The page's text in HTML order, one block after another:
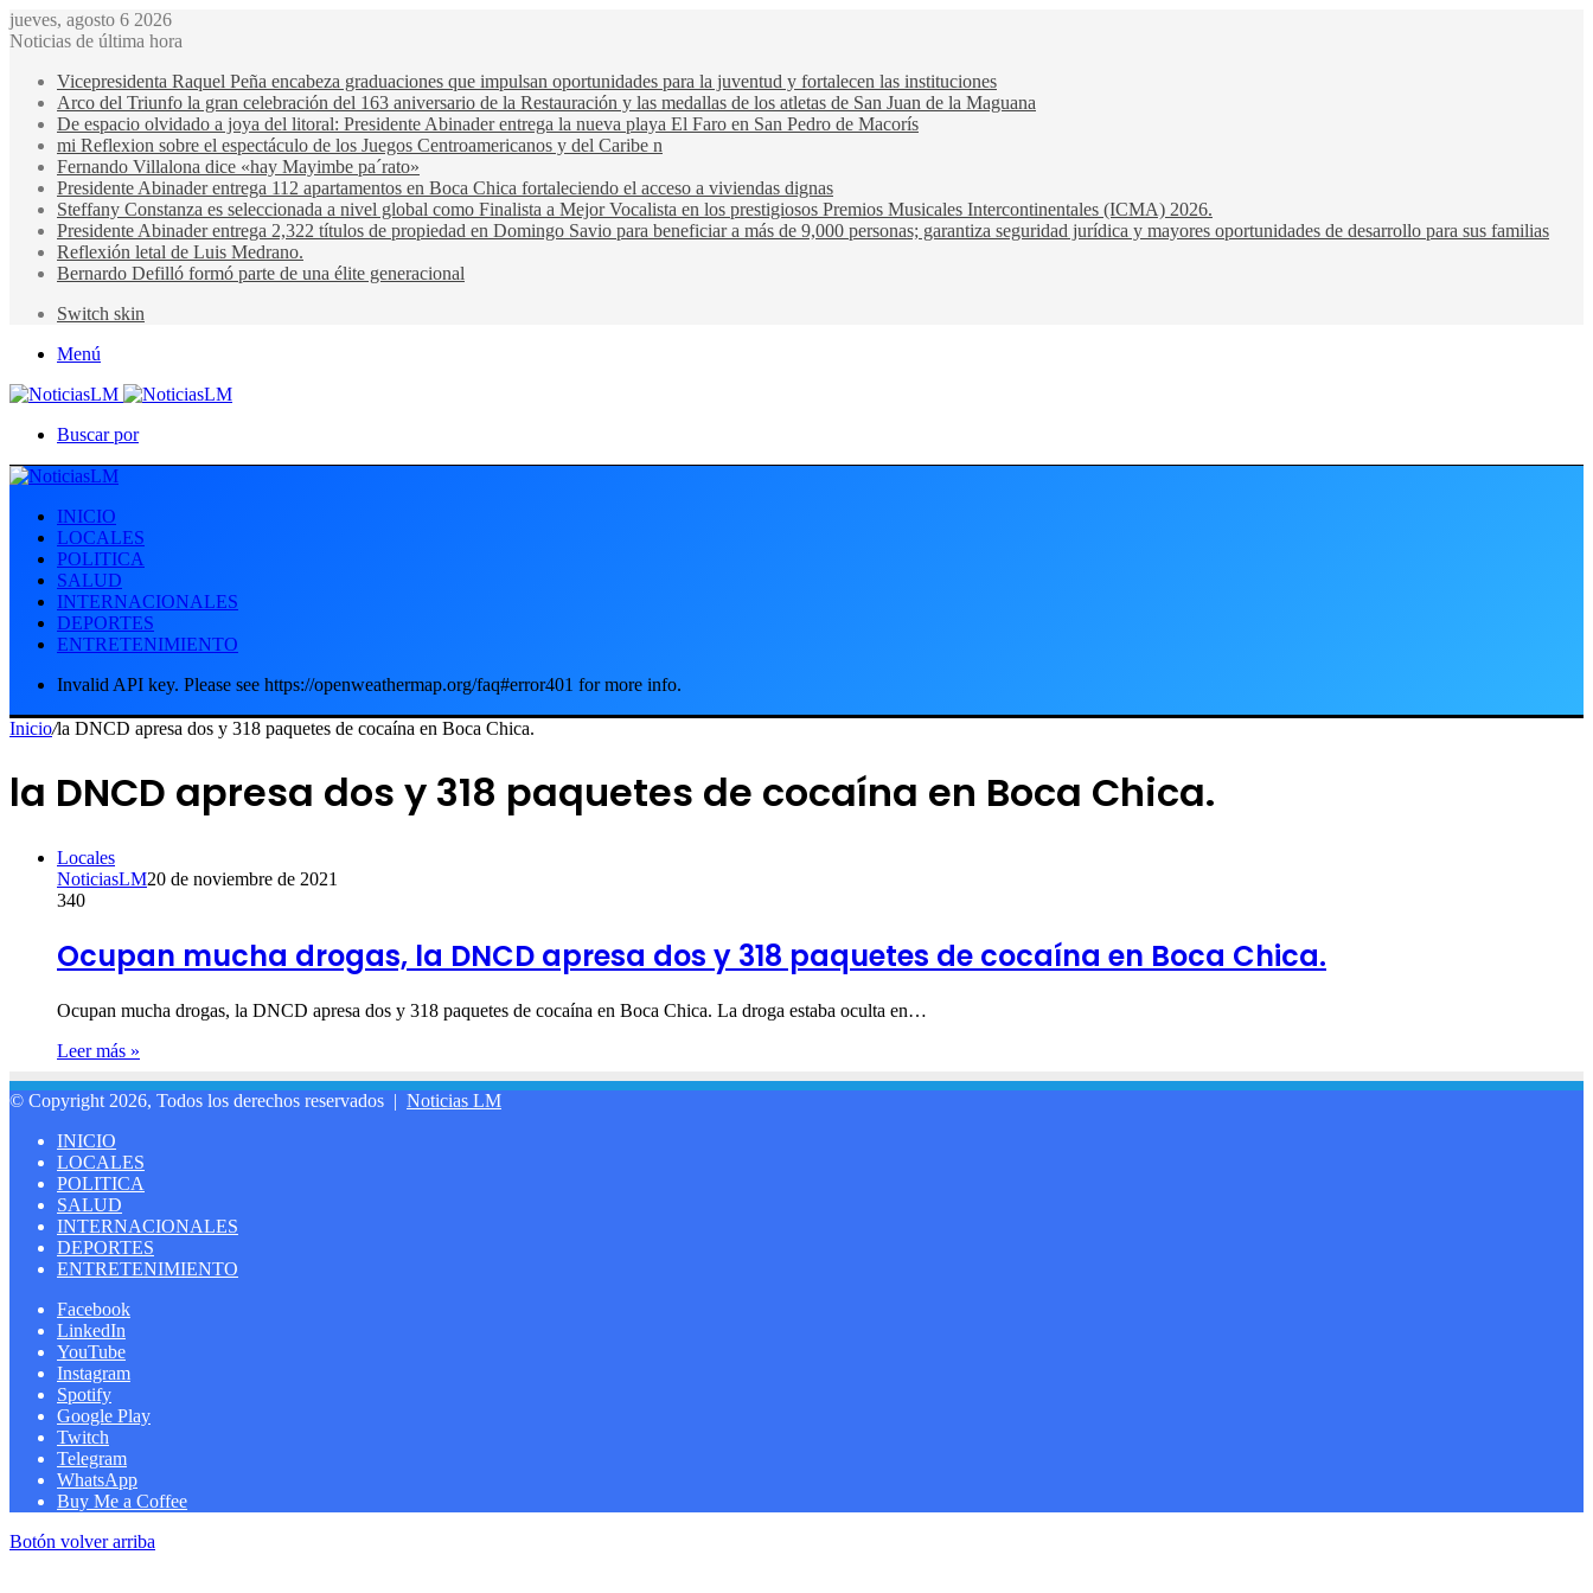
jueves, agosto 6 2026
Noticias de última hora
Vicepresidenta Raquel Peña encabeza graduaciones que impulsan oportunidades para la juventud y fortalecen las instituciones
Arco del Triunfo la gran celebración del 163 aniversario de la Restauración y las medallas de los atletas de San Juan de la Maguana
De espacio olvidado a joya del litoral: Presidente Abinader entrega la nueva playa El Faro en San Pedro de Macorís
mi Reflexion sobre el espectáculo de los Juegos Centroamericanos y del Caribe n
Fernando Villalona dice «hay Mayimbe pa´rato»
Presidente Abinader entrega 112 apartamentos en Boca Chica fortaleciendo el acceso a viviendas dignas
Steffany Constanza es seleccionada a nivel global como Finalista a Mejor Vocalista en los prestigiosos Premios Musicales Intercontinentales (ICMA) 2026.
Presidente Abinader entrega 2,322 títulos de propiedad en Domingo Savio para beneficiar a más de 9,000 personas; garantiza seguridad jurídica y mayores oportunidades de desarrollo para sus familias
Reflexión letal de Luis Medrano.
Bernardo Defilló formó parte de una élite generacional
Switch skin
Menú
Buscar por
INICIO
LOCALES
POLITICA
SALUD
INTERNACIONALES
DEPORTES
ENTRETENIMIENTO
Invalid API key. Please see https://openweathermap.org/faq#error401 for more info.
Inicio/la DNCD apresa dos y 318 paquetes de cocaína en Boca Chica.
la DNCD apresa dos y 318 paquetes de cocaína en Boca Chica.
Locales
NoticiasLM20 de noviembre de 2021
340
Ocupan mucha drogas, la DNCD apresa dos y 318 paquetes de cocaína en Boca Chica.
Ocupan mucha drogas, la DNCD apresa dos y 318 paquetes de cocaína en Boca Chica. La droga estaba oculta en…
Leer más »
© Copyright 2026, Todos los derechos reservados | Noticias LM
INICIO
LOCALES
POLITICA
SALUD
INTERNACIONALES
DEPORTES
ENTRETENIMIENTO
Facebook
LinkedIn
YouTube
Instagram
Spotify
Google Play
Twitch
Telegram
WhatsApp
Buy Me a Coffee
Botón volver arriba